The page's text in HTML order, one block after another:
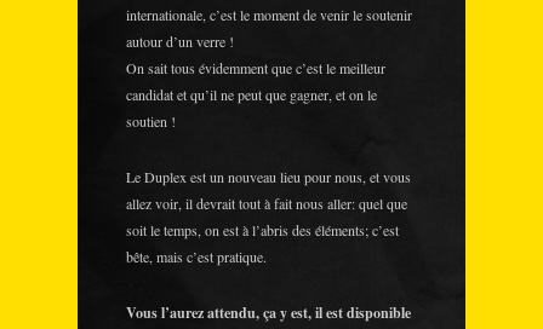
internationale, c’est le moment de venir le soutenir
autour d’un verre !
On sait tous évidemment que c’est le meilleur
candidat et qu’il ne peut que gagner, et on le
soutien !
Le Duplex est un nouveau lieu pour nous, et vous
allez voir, il devrait tout à fait nous aller: quel que
soit le temps, on est à l’abris des éléments; c’est
bête, mais c’est pratique.
Vous l’aurez attendu, ça y est, il est disponible